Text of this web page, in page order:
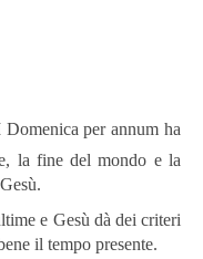
per annum ha
la fine del mondo e la
e Gesù dà dei criteri
il tempo presente.